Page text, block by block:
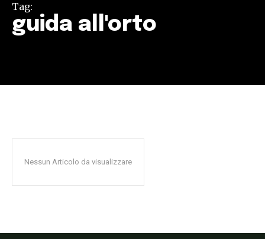
Tag:
guida all'orto
Nessun Articolo da visualizzare